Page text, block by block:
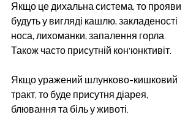
Якщо це дихальна система, то прояви
будуть у вигляді кашлю, закладеності
носа, лихоманки, запалення горла.
Також часто присутній кон’юнктивіт.
Якщо уражений шлунково-кишковий
тракт, то буде присутня діарея,
блювання та біль у животі.